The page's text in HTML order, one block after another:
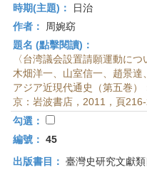
時期(主題)：
日治
作者：
周婉窈
題名 (點擊閱讀)：
〈台湾議会設置請願運動に
木畑洋一、山室信一、趙景
アジア近現代通史（第五巻
京：岩波書店，2011，頁216-
勾選：
編號： 45
出版書目： 臺灣史研究文獻